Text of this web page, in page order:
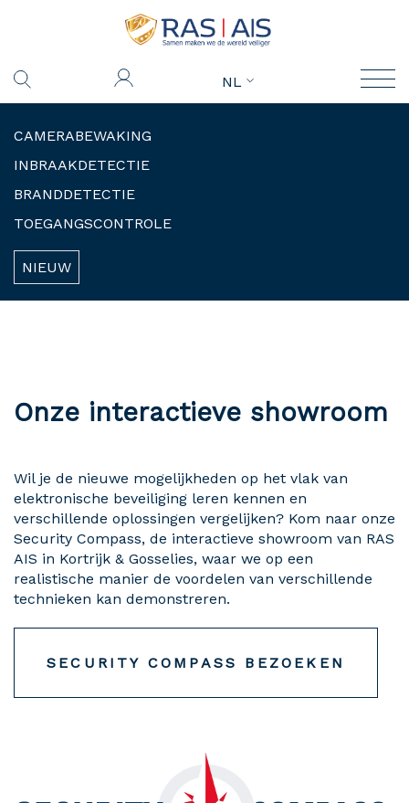
NL
CAMERABEWAKING
INBRAAKDETECTIE
BRANDDETECTIE
TOEGANGSCONTROLE
NIEUW
Onze interactieve showroom
Wil je de nieuwe mogelijkheden op het vlak van
elektronische beveiliging leren kennen en
verschillende oplossingen vergelijken? Kom naar onze
Security Compass, de interactieve showroom van RAS
AIS in Kortrijk & Gosselies, waar we op een
realistische manier de voordelen van verschillende
technieken kan demonstreren.
SECURITY COMPASS BEZOEKEN